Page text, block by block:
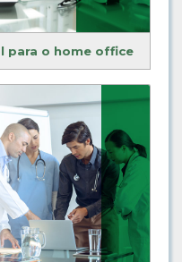
para o home office